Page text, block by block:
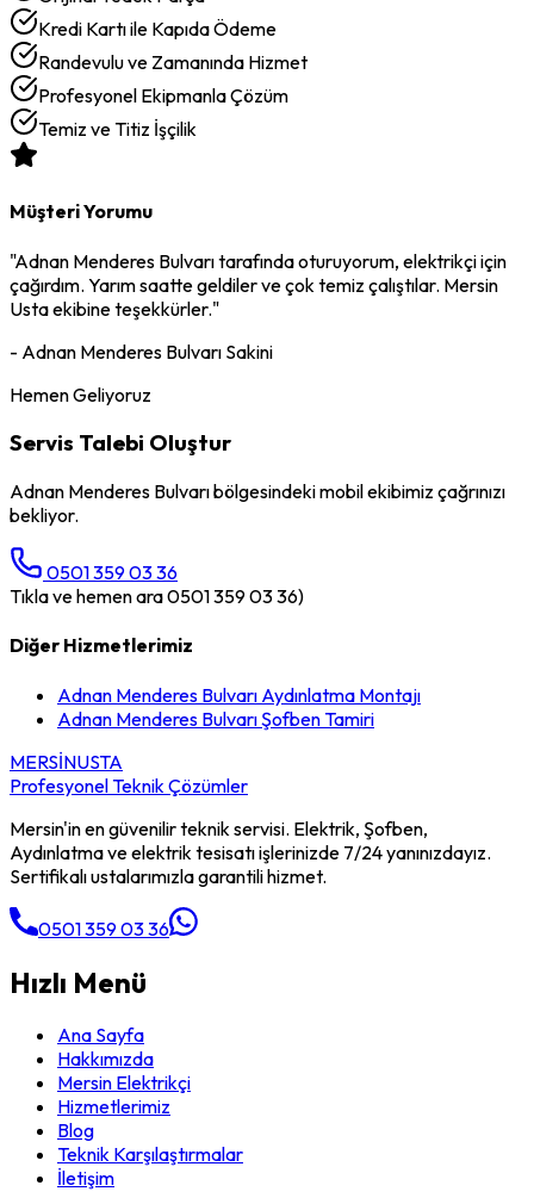
Kredi Kartı ile Kapıda Ödeme
Randevulu ve Zamanında Hizmet
Profesyonel Ekipmanla Çözüm
Temiz ve Titiz İşçilik
Müşteri Yorumu
"Adnan Menderes Bulvarıtarafında oturuyorum, elektrikçiiçin
çağırdım. Yarım saatte geldiler ve çok temiz çalıştılar. Mersin
Usta ekibine teşekkürler."
- Adnan Menderes Bulvarı Sakini
Hemen Geliyoruz
Servis Talebi Oluştur
Adnan Menderes Bulvarıbölgesindeki mobil ekibimiz çağrınızı
bekliyor.
0501 359 03 36
Tıkla ve hemen ara 0501 359 03 36)
Diğer Hizmetlerimiz
Adnan Menderes Bulvarı Aydınlatma Montajı
Adnan Menderes BulvarıŞofben Tamiri
MERSİNUSTA
Profesyonel Teknik Çözümler
Mersin'in en güvenilir teknik servisi. Elektrik, Şofben,
Aydınlatma ve elektrik tesisatı işlerinizde 7/24 yanınızdayız.
Sertifikalı ustalarımızla garantili hizmet.
0501 359 03 36
Hızlı Menü
Ana Sayfa
Hakkımızda
Mersin Elektrikçi
Hizmetlerimiz
Blog
Teknik Karşılaştırmalar
İletişim